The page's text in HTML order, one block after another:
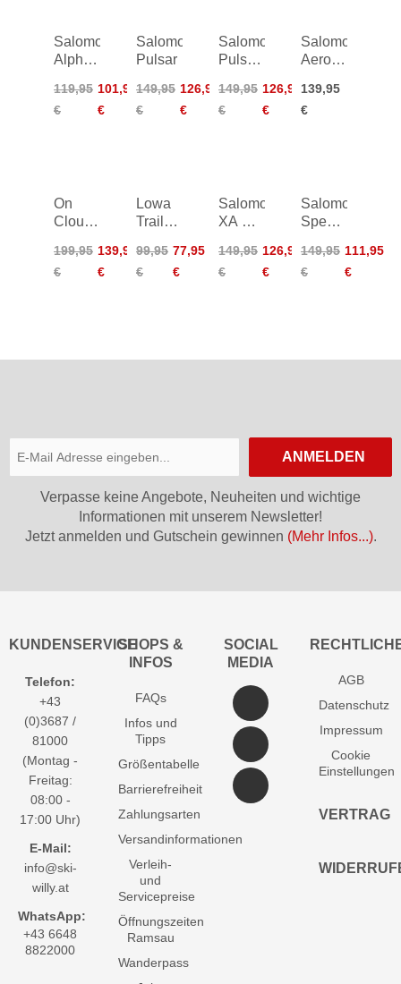
Salomon
Alphaglide
119,95
€
101,95
€
Salomon
Pulsar
149,95
€
126,95
€
Salomon
Pulsar
149,95
€
126,95
€
Salomon
Aero
3
Women
139,95
€
On
Cloudhorizon
199,95
€
139,95
€
Lowa
Trailux
Mid
Junior
99,95
€
77,95
€
Salomon
XA Pro
149,95
€
126,95
€
Salomon
Speedcross
Women
149,95
€
111,95
€
ANMELDEN
Verpasse keine Angebote, Neuheiten und wichtige
Informationen mit unserem Newsletter!
Jetzt anmelden und Gutschein gewinnen (Mehr Infos...).
KUNDENSERVICE
Telefon:
+43
(0)3687 /
81000
(Montag -
Freitag:
08:00 -
17:00 Uhr)
E-Mail:
info@ski-
willy.at
WhatsApp:
+43 6648
8822000
SHOPS &
INFOS
FAQs
Infos und
Tipps
Größentabelle
Barrierefreiheit
Zahlungsarten
Versandinformationen
Verleih-
und
Servicepreise
Öffnungszeiten
Ramsau
Wanderpass
SOCIAL
MEDIA
AGB
Datenschutz
Impressum
Cookie
Einstellungen
VERTRAG